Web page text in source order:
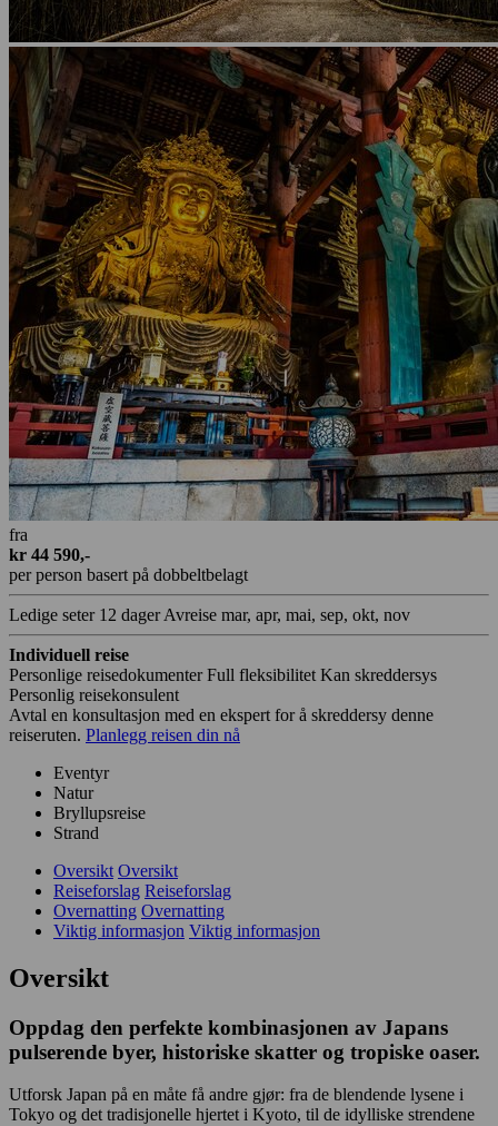
fra
kr 44 590,-
per person basert på dobbeltbelagt
Ledige seter 12 dager Avreise mar, apr, mai, sep, okt, nov
Individuell reise
Personlige reisedokumenter Full fleksibilitet Kan skreddersys
Personlig reisekonsulent
Avtal en konsultasjon med en ekspert for å skreddersy denne
reiseruten. Planlegg reisen din nå
Eventyr
Natur
Bryllupsreise
Strand
Oversikt Oversikt
Reiseforslag Reiseforslag
Overnatting Overnatting
Viktig informasjon Viktig informasjon
Oversikt
Oppdag den perfekte kombinasjonen av Japans
pulserende byer, historiske skatter og tropiske oaser.
Utforsk Japan på en måte få andre gjør: fra de blendende lysene i
Tokyo og det tradisjonelle hjertet i Kyoto, til de idylliske strendene